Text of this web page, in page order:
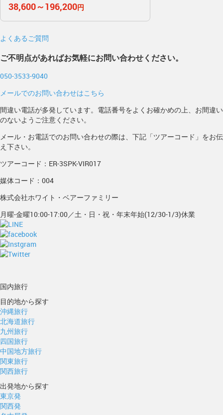
38,600～196,200円
よくあるご質問
ご不明点があればお気軽にお問い合わせください。
050-3533-9040
メールでのお問い合わせはこちら
間違い電話が多発しています。電話番号をよくお確かめの上、お間違い
のないようご注意ください。
メール・お電話でのお問い合わせの際は、下記「ツアーコード」をお伝
え下さい。
ツアーコード：ER-3SPK-VIR017
媒体コード：004
株式会社ホワイト・ベアーファミリー
月曜-金曜10:00-17:00／土・日・祝・年末年始(12/30-1/3)休業
国内旅行
目的地から探す
沖縄旅行
北海道旅行
九州旅行
四国旅行
中国地方旅行
関東旅行
関西旅行
出発地から探す
東京発
関西発